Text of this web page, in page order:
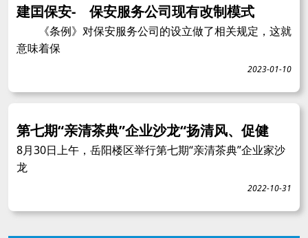
建囯保安- 保安服务公司现有改制模式
《条例》对保安服务公司的设立做了相关规定，这就
意味着保
2023-01-10
第七期“亲清茶典”企业沙龙“扬清风、促健
8月30日上午，岳阳楼区举行第七期“亲清茶典”企业家沙
龙
2022-10-31